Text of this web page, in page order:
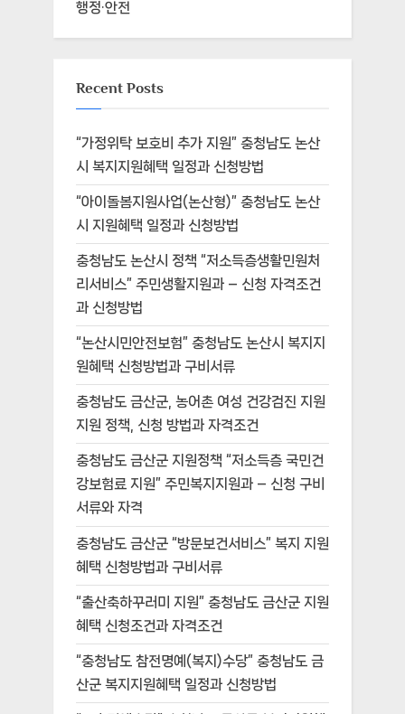
행정·안전
Recent Posts
“가정위탁 보호비 추가 지원” 충청남도 논산
시 복지지원혜택 일정과 신청방법
“아이돌봄지원사업(논산형)” 충청남도 논산
시 지원혜택 일정과 신청방법
충청남도 논산시 정책 “저소득층생활민원처
리서비스” 주민생활지원과 – 신청 자격조건
과 신청방법
“논산시민안전보험” 충청남도 논산시 복지지
원혜택 신청방법과 구비서류
충청남도 금산군, 농어촌 여성 건강검진 지원
지원 정책, 신청 방법과 자격조건
충청남도 금산군 지원정책 “저소득층 국민건
강보험료 지원” 주민복지지원과 – 신청 구비
서류와 자격
충청남도 금산군 “방문보건서비스” 복지 지원
혜택 신청방법과 구비서류
“출산축하꾸러미 지원” 충청남도 금산군 지원
혜택 신청조건과 자격조건
“충청남도 참전명예(복지)수당” 충청남도 금
산군 복지지원혜택 일정과 신청방법